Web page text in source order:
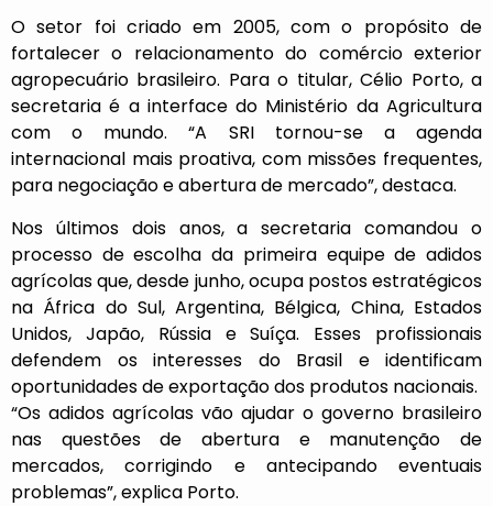
O setor foi criado em 2005, com o propósito de
fortalecer o relacionamento do comércio exterior
agropecuário brasileiro. Para o titular, Célio Porto, a
secretaria é a interface do Ministério da Agricultura
com o mundo. “A SRI tornou-se a agenda
internacional mais proativa, com missões frequentes,
para negociação e abertura de mercado”, destaca.
Nos últimos dois anos, a secretaria comandou o
processo de escolha da primeira equipe de adidos
agrícolas que, desde junho, ocupa postos estratégicos
na África do Sul, Argentina, Bélgica, China, Estados
Unidos, Japão, Rússia e Suíça. Esses profissionais
defendem os interesses do Brasil e identificam
oportunidades de exportação dos produtos nacionais.
“Os adidos agrícolas vão ajudar o governo brasileiro
nas questões de abertura e manutenção de
mercados, corrigindo e antecipando eventuais
problemas”, explica Porto.